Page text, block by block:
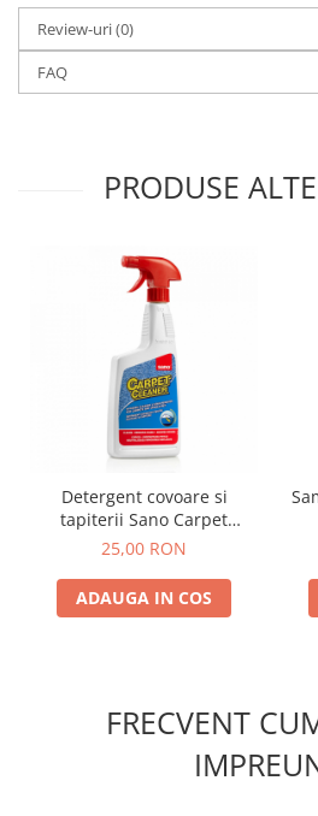
Review-uri(0)
FAQ
PRODUSE
Detergent covoare si
tapiterii Sano Carpet
Trigger 750 ml
25,00 RON
ADAUGA IN COS
FRECVENT